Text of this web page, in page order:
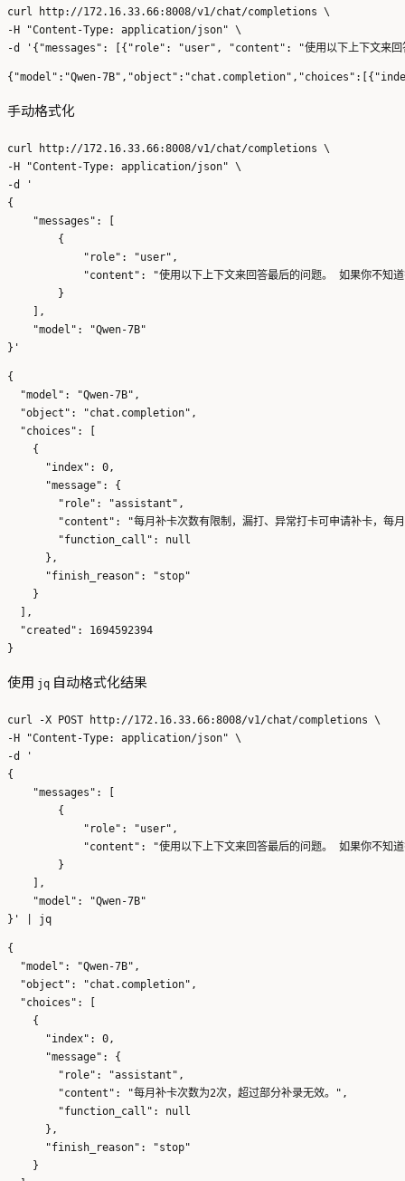
curl http://172.16.33.66:8008/v1/chat/completions \
-H "Content-Type: application/json" \
手动格式化
curl http://172.16.33.66:8008/v1/chat/completions \
-H "Content-Type: application/json" \
-d '
{
    "messages": [
        {
            "role": "user",
"content": "使用以下上下文来回答最后的问题。 如果你不知道
        }
    ],
    "model": "Qwen-7B"
{
  "model": "Qwen-7B",
  "object": "chat.completion",
  "choices": [
    {
      "index": 0,
      "message": {
        "role": "assistant",
"content": "每月补卡次数有限制，漏打、异常打卡可申请补卡，每
        "function_call": null
      },
      "finish_reason": "stop"
    }
  ],
  "created": 1694592394
使用 jq 自动格式化结果
curl -X POST http://172.16.33.66:8008/v1/chat/completions \
-H "Content-Type: application/json" \
-d '
{
    "messages": [
        {
            "role": "user",
"content": "使用以下上下文来回答最后的问题。 如果你不知道
        }
    ],
    "model": "Qwen-7B"
{
  "model": "Qwen-7B",
  "object": "chat.completion",
  "choices": [
    {
      "index": 0,
      "message": {
        "role": "assistant",
        "content": "每月补卡次数为2次，超过部分补录无效。",
        "function_call": null
      },
      "finish_reason": "stop"
    }